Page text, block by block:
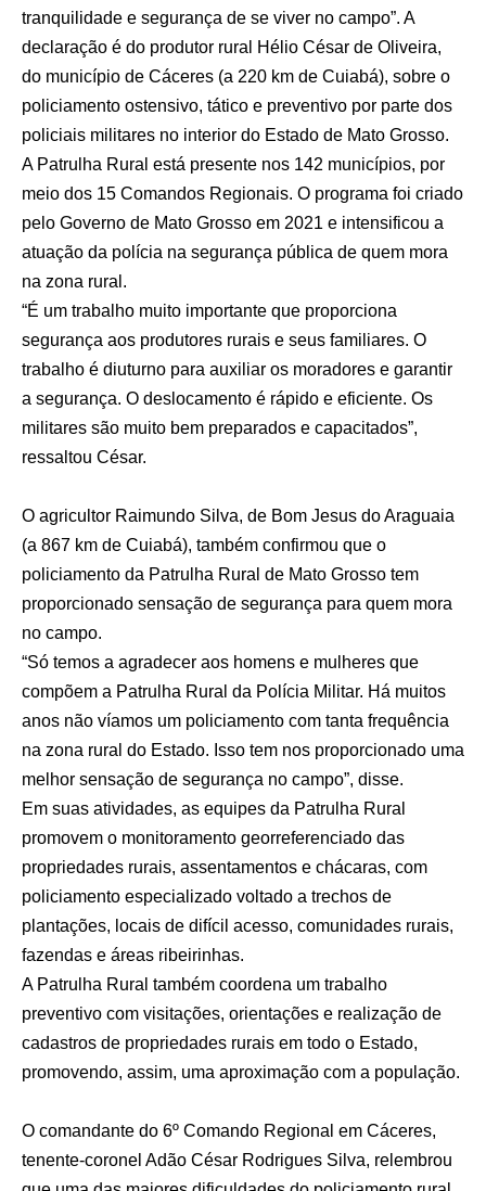
tranquilidade e segurança de se viver no campo”. A
declaração é do produtor rural Hélio César de Oliveira,
do município de Cáceres (a 220 km de Cuiabá), sobre o
policiamento ostensivo, tático e preventivo por parte dos
policiais militares no interior do Estado de Mato Grosso.
A Patrulha Rural está presente nos 142 municípios, por
meio dos 15 Comandos Regionais. O programa foi criado
pelo Governo de Mato Grosso em 2021 e intensificou a
atuação da polícia na segurança pública de quem mora
na zona rural.
“É um trabalho muito importante que proporciona
segurança aos produtores rurais e seus familiares. O
trabalho é diuturno para auxiliar os moradores e garantir
a segurança. O deslocamento é rápido e eficiente. Os
militares são muito bem preparados e capacitados”,
ressaltou César.
O agricultor Raimundo Silva, de Bom Jesus do Araguaia
(a 867 km de Cuiabá), também confirmou que o
policiamento da Patrulha Rural de Mato Grosso tem
proporcionado sensação de segurança para quem mora
no campo.
“Só temos a agradecer aos homens e mulheres que
compõem a Patrulha Rural da Polícia Militar. Há muitos
anos não víamos um policiamento com tanta frequência
na zona rural do Estado. Isso tem nos proporcionado uma
melhor sensação de segurança no campo”, disse.
Em suas atividades, as equipes da Patrulha Rural
promovem o monitoramento georreferenciado das
propriedades rurais, assentamentos e chácaras, com
policiamento especializado voltado a trechos de
plantações, locais de difícil acesso, comunidades rurais,
fazendas e áreas ribeirinhas.
A Patrulha Rural também coordena um trabalho
preventivo com visitações, orientações e realização de
cadastros de propriedades rurais em todo o Estado,
promovendo, assim, uma aproximação com a população.
O comandante do 6º Comando Regional em Cáceres,
tenente-coronel Adão César Rodrigues Silva, relembrou